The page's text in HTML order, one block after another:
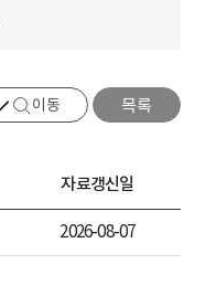
이동 목록
자료갱신일
2026-08-07